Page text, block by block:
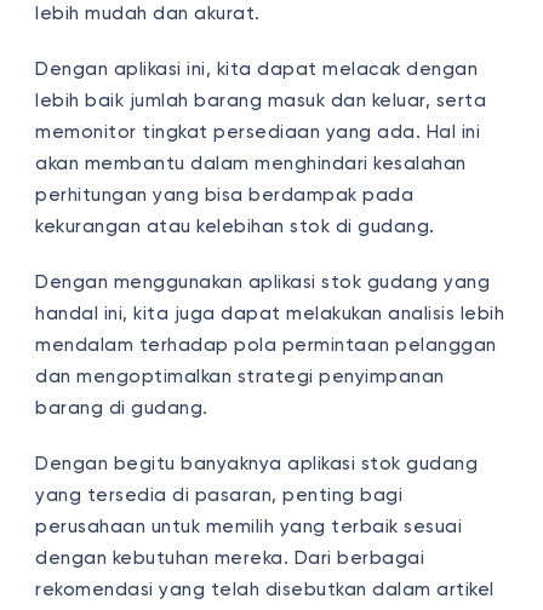
lebih mudah dan akurat.
Dengan aplikasi ini, kita dapat melacak dengan
lebih baik jumlah barang masuk dan keluar, serta
memonitor tingkat persediaan yang ada. Hal ini
akan membantu dalam menghindari kesalahan
perhitungan yang bisa berdampak pada
kekurangan atau kelebihan stok di gudang.
Dengan menggunakan aplikasi stok gudang yang
handal ini, kita juga dapat melakukan analisis lebih
mendalam terhadap pola permintaan pelanggan
dan mengoptimalkan strategi penyimpanan
barang di gudang.
Dengan begitu banyaknya aplikasi stok gudang
yang tersedia di pasaran, penting bagi
perusahaan untuk memilih yang terbaik sesuai
dengan kebutuhan mereka. Dari berbagai
rekomendasi yang telah disebutkan dalam artikel